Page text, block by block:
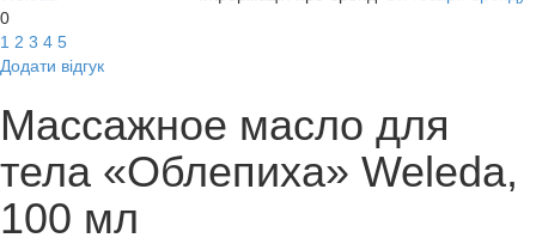
0
1 2 3 4 5
Додати відгук
Массажное масло для
тела «Облепиха» Weleda,
100 мл